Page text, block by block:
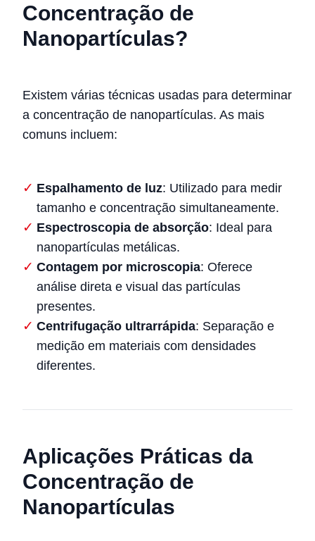
Concentração de
Nanopartículas?
Existem várias técnicas usadas para determinar
a concentração de nanopartículas. As mais
comuns incluem:
Espalhamento de luz: Utilizado para medir
tamanho e concentração simultaneamente.
Espectroscopia de absorção: Ideal para
nanopartículas metálicas.
Contagem por microscopia: Oferece
análise direta e visual das partículas
presentes.
Centrifugação ultrarrápida: Separação e
medição em materiais com densidades
diferentes.
Aplicações Práticas da
Concentração de
Nanopartículas